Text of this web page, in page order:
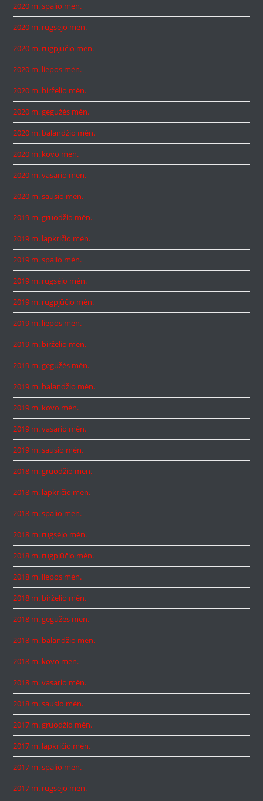
2020 m. spalio mėn.
2020 m. rugsėjo mėn.
2020 m. rugpjūčio mėn.
2020 m. liepos mėn.
2020 m. birželio mėn.
2020 m. gegužės mėn.
2020 m. balandžio mėn.
2020 m. kovo mėn.
2020 m. vasario mėn.
2020 m. sausio mėn.
2019 m. gruodžio mėn.
2019 m. lapkričio mėn.
2019 m. spalio mėn.
2019 m. rugsėjo mėn.
2019 m. rugpjūčio mėn.
2019 m. liepos mėn.
2019 m. birželio mėn.
2019 m. gegužės mėn.
2019 m. balandžio mėn.
2019 m. kovo mėn.
2019 m. vasario mėn.
2019 m. sausio mėn.
2018 m. gruodžio mėn.
2018 m. lapkričio mėn.
2018 m. spalio mėn.
2018 m. rugsėjo mėn.
2018 m. rugpjūčio mėn.
2018 m. liepos mėn.
2018 m. birželio mėn.
2018 m. gegužės mėn.
2018 m. balandžio mėn.
2018 m. kovo mėn.
2018 m. vasario mėn.
2018 m. sausio mėn.
2017 m. gruodžio mėn.
2017 m. lapkričio mėn.
2017 m. spalio mėn.
2017 m. rugsėjo mėn.